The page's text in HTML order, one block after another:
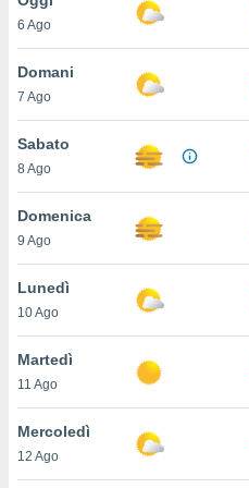
è
al sito
di
ci
di
il
un
la
nella
6 Ago
Domani
7 Ago
Sabato
8 Ago
Domenica
9 Ago
Lunedì
10 Ago
Martedì
11 Ago
Mercoledì
12 Ago